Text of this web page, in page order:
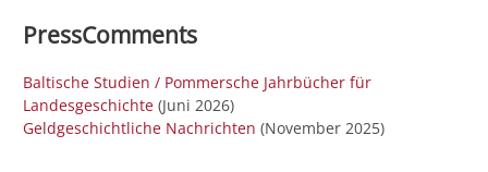
PressComments
Baltische Studien / Pommersche Jahrbücher für
Landesgeschichte (Juni 2026)
Geldgeschichtliche Nachrichten (November 2025)